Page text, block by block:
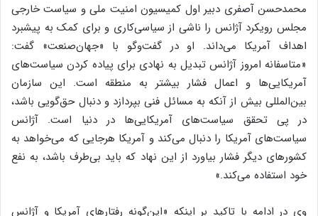
محمدحسن آصفری دبیر اول کمیسیون امنیت ملی و سیاست خارجی
مجلس رویکرد آژانس را ناشی از سیاسی‌کاری و برای کمک به پیشبرد
اهداف آمریکا می‌داند. او در گفت‌وگو با «جهان‌صنعت» گفت:
«متاسفانه امروز آژانس تبدیل به نهادی برای پیاده کردن سیاست‌های
آمریکایی‌ها و اعمال فشار بیشتر به منطقه است. این سازمان
بین‌المللی بیش از آنکه به مسائل فنی بپردازد و دنبال حق‌گویی باشد،
در پی تحقق سیاست‌های آمریکایی‌ها در دنیا است. آژانس
سیاست‌های آمریکا را دنبال می‌کند و آمریکا هرجایی که می‌خواهد به
کشورهای دیگر فشار بیاورد از این نهاد که باید بی‌طرف باشد، به نفع
خود استفاده می‌کند.»
وی در ادامه با تاکید بر اینکه «این‌گونه رفتارهای آمریکا و آژانس